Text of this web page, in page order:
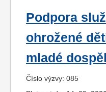
Podpora
ohrožené
mladé
Číslo výzvy: 085